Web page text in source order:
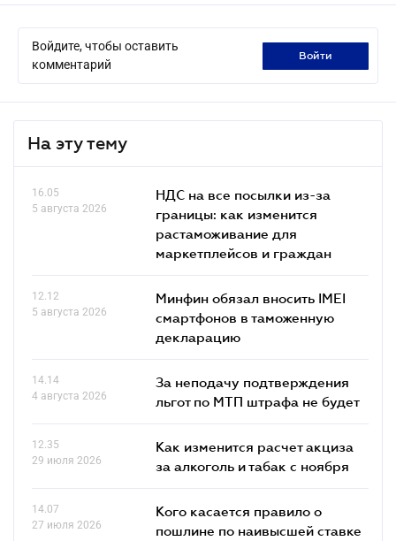
Войдите, чтобы оставить
комментарий
войти
На эту тему
16.05
5 августа 2026
НДС на все посылки из-за
границы: как изменится
растаможивание для
маркетплейсов и граждан
12.12
5 августа 2026
Минфин обязал вносить IMEI
смартфонов в таможенную
декларацию
14.14
4 августа 2026
За неподачу подтверждения
льгот по МТП штрафа не будет
12.35
29 июля 2026
Как изменится расчет акциза
за алкоголь и табак с ноября
14.07
27 июля 2026
Кого касается правило о
пошлине по наивысшей ставке